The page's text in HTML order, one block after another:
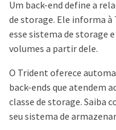
Um back-end define a
de storage. Ele informa
esse sistema de storage
volumes a partir dele.
O Trident oferece
back-ends que atendem
classe de storage. Saiba
seu sistema de